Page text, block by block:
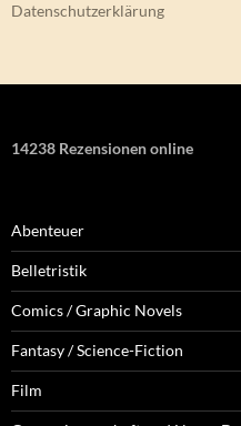
Datenschutzerklärung
14238 Rezensionen online
Abenteuer
Belletristik
Comics / Graphic Novels
Fantasy / Science-Fiction
Film